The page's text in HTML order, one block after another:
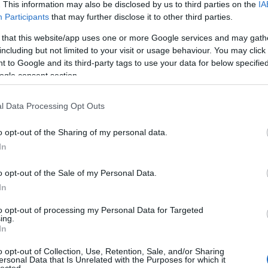
This information may also be disclosed by us to third parties on the
Participants that may further disclose it to other third parties.
that this website/app uses one or more Google services and may
but not limited to your visit or usage behaviour. You may
to Google and its third-party tags to use your data for below
consent section.
Data Processing Opt Outs
opt-out of the Sharing of my personal data.
opt-out of the Sale of my Personal Data.
opt-out of processing my Personal Data for Targeted
opt-out of Collection, Use, Retention, Sale, and/or Sharing
Data that Is Unrelated with the Purposes for which it
TOVÁBB →
SZERZŐI SZERINT -
ös sorozatunk: megrajzoltuk a legfontosabb
idővonalát, összefoglaltuk, mik történtek húsz éve a pop- és
és elektronikában, elmondtuk továbbá, hogy a Recorder
(plusz tíz)…